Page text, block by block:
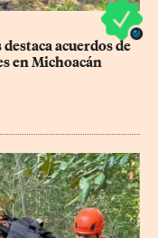
acuerdos de
en Michoacán